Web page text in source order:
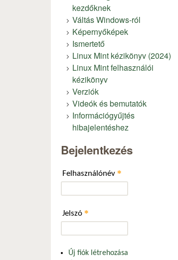
kezdőknek
Váltás Windows-ról
Képernyőképek
Ismertető
Linux Mint kézikönyv (2024)
Linux Mint felhasználói
kézikönyv
Verziók
Videók és bemutatók
Információgyűjtés
hibajelentéshez
Bejelentkezés
Felhasználónév *
Jelszó *
Új fiók létrehozása